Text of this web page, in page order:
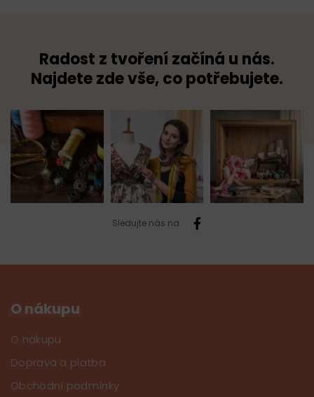
Radost z tvoření začíná u nás.
Najdete zde vše, co potřebujete.
Sledujte nás na
O nákupu
O nákupu
Doprava a platba
Obchodní podmínky